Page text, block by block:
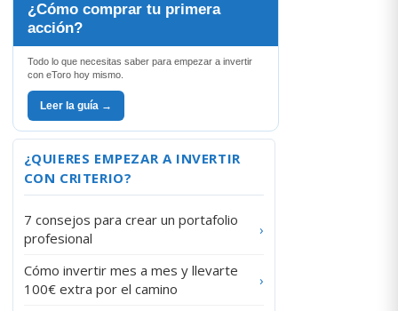
¿Cómo comprar tu primera
acción?
Todo lo que necesitas saber para empezar a invertir
con eToro hoy mismo.
Leer la guía →
¿QUIERES EMPEZAR A INVERTIR
CON CRITERIO?
7 consejos para crear un portafolio
profesional
›
Cómo invertir mes a mes y llevarte
100€ extra por el camino
›